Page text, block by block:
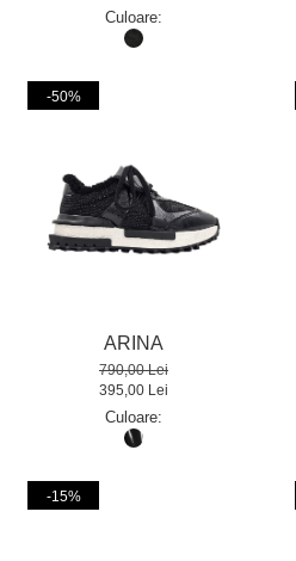
Culoare:
-50%
ARINA
790,00 Lei
395,00 Lei
Culoare:
-15%